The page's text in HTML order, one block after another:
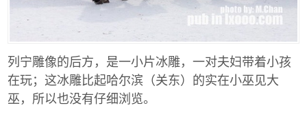
列宁雕像的后方，是一小片冰雕，一对夫妇带着小孩
在玩；这冰雕比起哈尔滨（关东）的实在小巫见大
巫，所以也没有仔细浏览。